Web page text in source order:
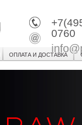
0760
ОПЛАТА И ДОСТАВКА